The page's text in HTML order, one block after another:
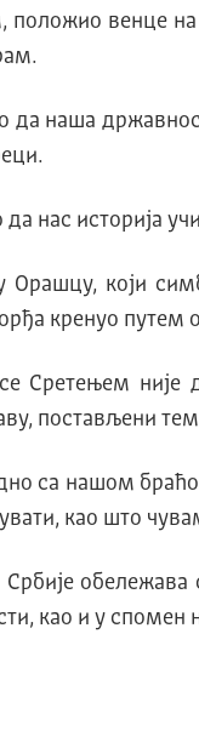
венце на
да наша
да нас историја
Орашцу, који
кренуо путем
Сретењем није
постављени
са нашом
као што
обележава
као и у спомен